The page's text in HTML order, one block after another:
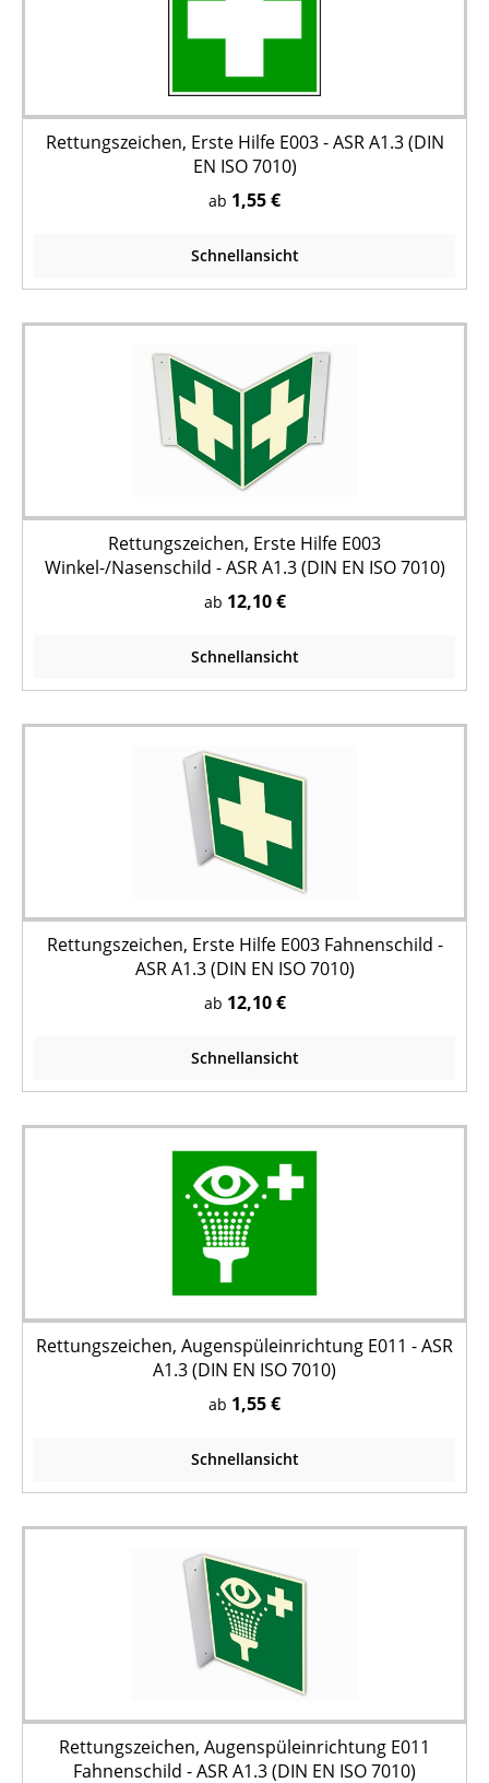
Rettungszeichen, Erste Hilfe E003 - ASR A1.3 (DIN
EN ISO 7010)
ab 1,55 €
Schnellansicht
Rettungszeichen, Erste Hilfe E003
Winkel-/Nasenschild - ASR A1.3 (DIN EN ISO 7010)
ab 12,10 €
Schnellansicht
Rettungszeichen, Erste Hilfe E003 Fahnenschild -
ASR A1.3 (DIN EN ISO 7010)
ab 12,10 €
Schnellansicht
Rettungszeichen, Augenspüleinrichtung E011 - ASR
A1.3 (DIN EN ISO 7010)
ab 1,55 €
Schnellansicht
Rettungszeichen, Augenspüleinrichtung E011
Fahnenschild - ASR A1.3 (DIN EN ISO 7010)